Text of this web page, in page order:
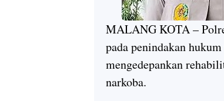
MALANG KOTA –
pada penindakan
mengedepankan
narkoba.